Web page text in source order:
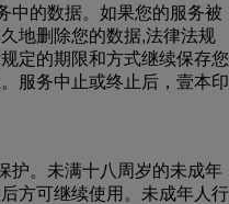
中的数据。如果您的服务被
地删除您的数据,法律法规
定的期限和方式继续保存您
服务中止或终止后，壹本印
护。未满十八周岁的未成年
方可继续使用。未成年人行